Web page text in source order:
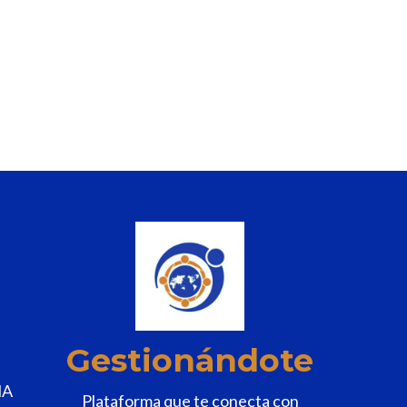
Gestionándote
Plataforma que te conecta con